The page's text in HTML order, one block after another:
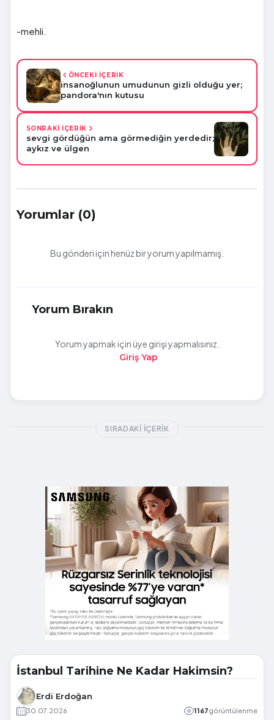
-mehli.
ÖNCEKİ İÇERİK
insanoğlunun umudunun gizli olduğu yer;
pandora'nın kutusu
SONRAKİ İÇERİK
sevgi gördüğün ama görmediğin yerdedir;
aykız ve ülgen
Yorumlar (0)
Bu gönderi için henüz bir yorum yapılmamış.
Yorum Bırakın
Yorum yapmak için üye girişi yapmalısınız.
Giriş Yap
SIRADAKI İÇERIK
İstanbul Tarihine Ne Kadar Hakimsin?
Erdi Erdoğan
30.07.2026 1167görüntülenme